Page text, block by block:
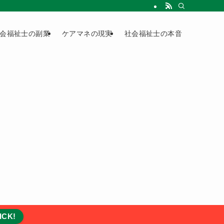
福祉士の副業 ケアマネの現実 社会福祉士の本音